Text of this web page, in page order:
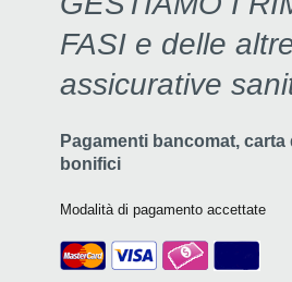
FASI e delle
assicurative
Pagamenti bancomat, carta
bonifici
Modalità di pagamento accettate